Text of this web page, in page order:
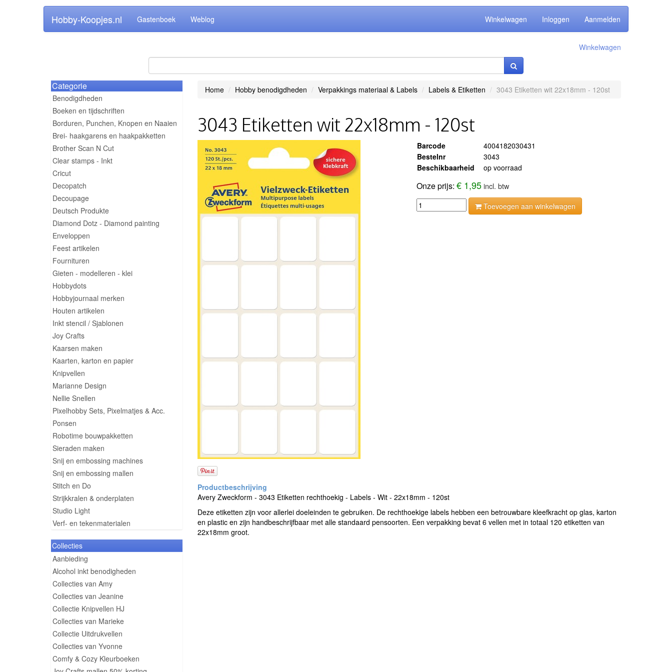
Hobby-Koopjes.nl Gastenboek Weblog Winkelwagen Inloggen Aanmelden
Winkelwagen
Categorie
Benodigdheden
Boeken en tijdschriften
Borduren, Punchen, Knopen en Naaien
Brei- haakgarens en haakpakketten
Brother Scan N Cut
Clear stamps - Inkt
Cricut
Decopatch
Decoupage
Deutsch Produkte
Diamond Dotz - Diamond painting
Enveloppen
Feest artikelen
Fournituren
Gieten - modelleren - klei
Hobbydots
Hobbyjournaal merken
Houten artikelen
Inkt stencil / Sjablonen
Joy Crafts
Kaarsen maken
Kaarten, karton en papier
Knipvellen
Marianne Design
Nellie Snellen
Pixelhobby Sets, Pixelmatjes & Acc.
Ponsen
Robotime bouwpakketten
Sieraden maken
Snij en embossing machines
Snij en embossing mallen
Stitch en Do
Strijkkralen & onderplaten
Studio Light
Verf- en tekenmaterialen
Collecties
Aanbieding
Alcohol inkt benodigheden
Collecties van Amy
Collecties van Jeanine
Collectie Knipvellen HJ
Collecties van Marieke
Collectie Uitdrukvellen
Collecties van Yvonne
Comfy & Cozy Kleurboeken
Home Hobby benodigdheden Verpakkings materiaal & Labels Labels & Etiketten 3043 Etiketten wit 22x18mm - 120st
3043 Etiketten wit 22x18mm - 120st
Barcode
4004182030431
Bestelnr
3043
Beschikbaarheid
op voorraad
Onze prijs:€ 1,95 incl. btw
Toevoegen aan winkelwagen
Avery Zweckform - 3043 Etiketten rechthoekig - Labels - Wit - 22x18mm - 120st
Deze etiketten zijn voor allerlei doeleinden te gebruiken. De rechthoekige labels hebben een betrouwbare kleefkracht op glas, karton
en plastic en zijn handbeschrijfbaar met alle standaard pensoorten. Een verpakking bevat 6 vellen met in totaal 120 etiketten van
22x18mm groot.